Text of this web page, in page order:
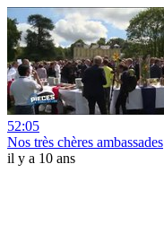
52:05
Nos très chères ambassades
il y a 10 ans